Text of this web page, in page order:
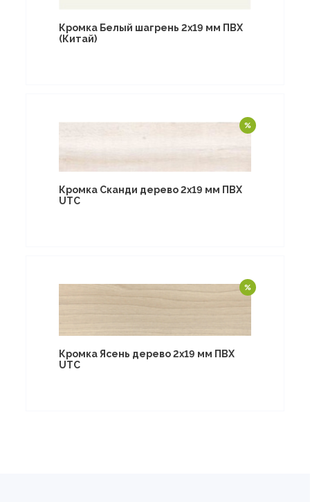
Кромка Белый шагрень 2х19 мм ПВХ
(Китай)
Кромка Сканди дерево 2х19 мм ПВХ
UTC
Кромка Ясень дерево 2х19 мм ПВХ
UTC